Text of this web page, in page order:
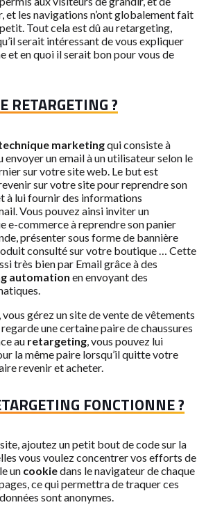
et les navigations n’ont globalement fait
Tout cela est dû au retargeting,
serait intéressant de vous expliquer
et en quoi il serait bon pour vous de
RETARGETING ?
marketingqui consiste à
envoyer un email à un utilisateur selon le
sur votre site web. Le but est
sur votre site pour reprendre son
à lui fournir des informations
Vous pouvez ainsi inviter un
e-commerce à reprendre son panier
présenter sous forme de bannière
consulté sur votre boutique … Cette
très bien par Email grâce à des
automation en envoyant des
gérez un site de vente de vêtements
une certaine paire de chaussures
au retargeting , vous pouvez lui
la même paire lorsqu’il quitte votre
revenir et acheter.
FONCTIONNE ?
ajoutez un petit bout de code sur la
vous voulez concentrer vos efforts de
un cookiedans le navigateur de chaque
ce qui permettra de traquer ces
sont anonymes.